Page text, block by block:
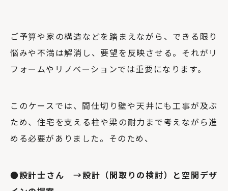
ご予算や家の構造などを踏まえながら、できる限り
悩みや不満は解消し、要望を反映させる。それがリ
フォームやリノベーションでは重要になります。
このケースでは、間仕切り壁や天井にも工事が及ぶ
ため、住宅を支える柱や梁の耐力まで考えながら進
める必要がありました。そのため、
●設計士さん →設計（間取りの検討）と空間デザ